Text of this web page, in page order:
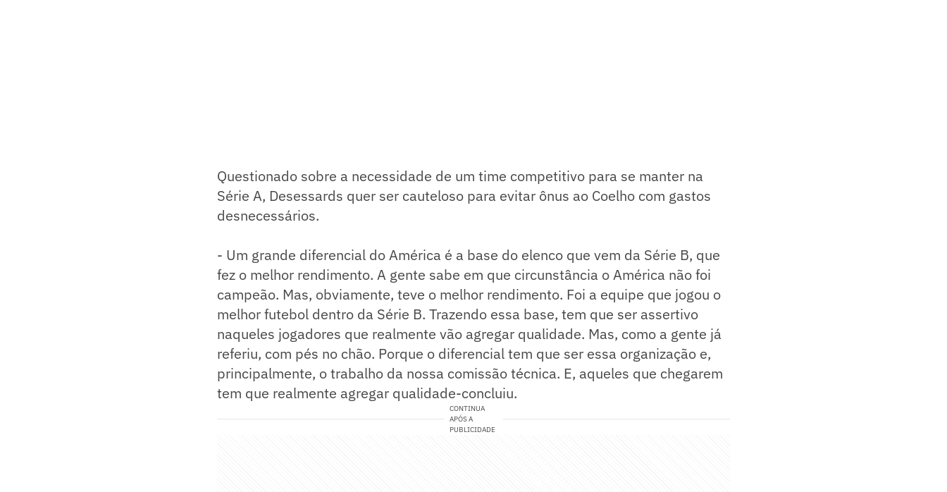
Questionado sobre a necessidade de um time competitivo para se manter na
Série A, Desessards quer ser cauteloso para evitar ônus ao Coelho com gastos
desnecessários.
- Um grande diferencial do América é a base do elenco que vem da Série B, que
fez o melhor rendimento. A gente sabe em que circunstância o América não foi
campeão. Mas, obviamente, teve o melhor rendimento. Foi a equipe que jogou o
melhor futebol dentro da Série B. Trazendo essa base, tem que ser assertivo
naqueles jogadores que realmente vão agregar qualidade. Mas, como a gente já
referiu, com pés no chão. Porque o diferencial tem que ser essa organização e,
principalmente, o trabalho da nossa comissão técnica. E, aqueles que chegarem
tem que realmente agregar qualidade-concluiu.
CONTINUA
APÓS A
PUBLICIDADE